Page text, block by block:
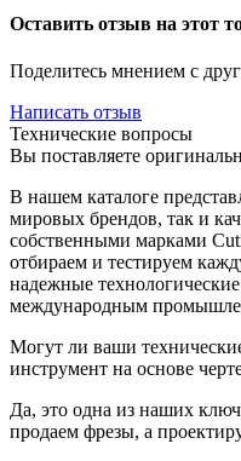
Оставить отзыв на этот
Поделитесь мнением с
Написать отзыв
Технические вопросы
Вы поставляете
В нашем каталоге
мировых брендов, так и
собственными марками
отбираем и тестируем
надежные
международным
Могут ли ваши
инструмент на основе
Да, это одна из наших
продаем фрезы, а